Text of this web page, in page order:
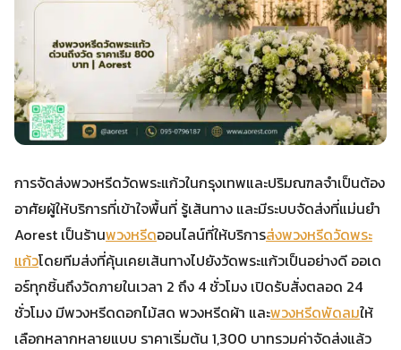
การจัดส่งพวงหรีดวัดพระแก้วในกรุงเทพและปริมณฑลจำเป็นต้อง
อาศัยผู้ให้บริการที่เข้าใจพื้นที่ รู้เส้นทาง และมีระบบจัดส่งที่แม่นยำ
Aorest เป็นร้านพวงหรีดออนไลน์ที่ให้บริการส่งพวงหรีดวัดพระ
แก้วโดยทีมส่งที่คุ้นเคยเส้นทางไปยังวัดพระแก้วเป็นอย่างดี ออเด
อร์ทุกชิ้นถึงวัดภายในเวลา 2 ถึง 4 ชั่วโมง เปิดรับสั่งตลอด 24
ชั่วโมง มีพวงหรีดดอกไม้สด พวงหรีดผ้า และพวงหรีดพัดลมให้
เลือกหลากหลายแบบ ราคาเริ่มต้น 1,300 บาทรวมค่าจัดส่งแล้ว